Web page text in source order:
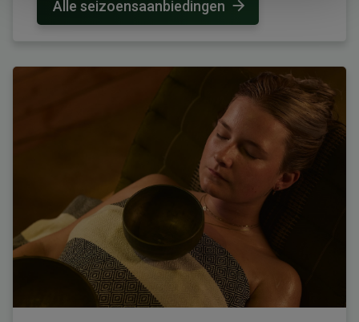
Alle seizoensaanbiedingen